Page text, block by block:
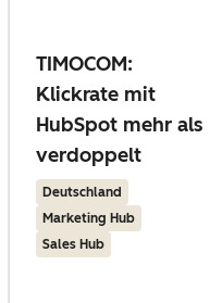
TIMOCOM:
Klickrate mit
HubSpot mehr als
verdoppelt
Deutschland
Marketing Hub
Sales Hub